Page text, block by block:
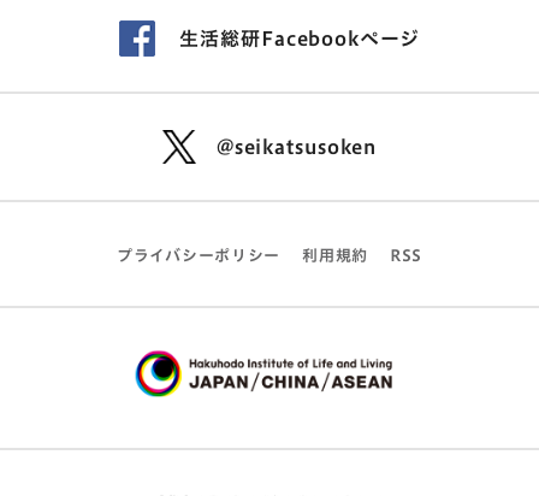
生活総研Facebookページ
@seikatsusoken
プライバシーポリシー 利用規約 RSS